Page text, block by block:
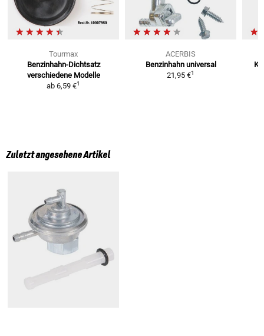
Tourmax
Benzinhahn-Dichtsatz
verschiedene Modelle
ab 6,59 €1
ACERBIS
Benzinhahn universal
21,95 €1
Zuletzt angesehene Artikel